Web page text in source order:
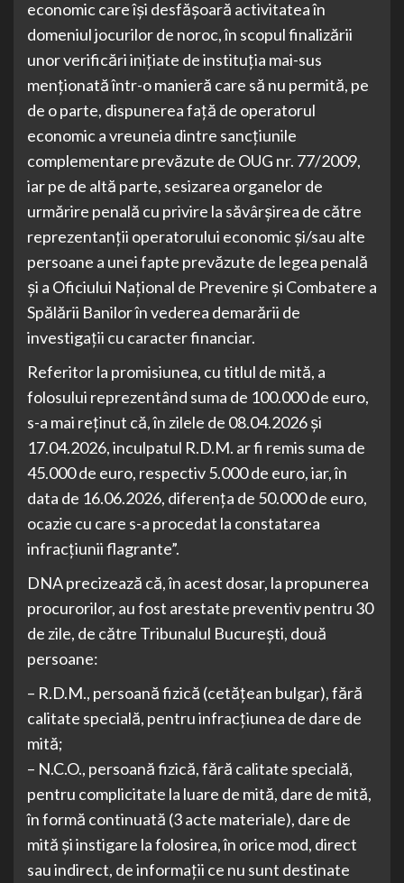
economic care își desfășoară activitatea în
domeniul jocurilor de noroc, în scopul finalizării
unor verificări inițiate de instituția mai-sus
menționată într-o manieră care să nu permită, pe
de o parte, dispunerea față de operatorul
economic a vreuneia dintre sancțiunile
complementare prevăzute de OUG nr. 77/2009,
iar pe de altă parte, sesizarea organelor de
urmărire penală cu privire la săvârșirea de către
reprezentanții operatorului economic și/sau alte
persoane a unei fapte prevăzute de legea penală
și a Oficiului Național de Prevenire și Combatere a
Spălării Banilor în vederea demarării de
investigații cu caracter financiar.
Referitor la promisiunea, cu titlul de mită, a
folosului reprezentând suma de 100.000 de euro,
s-a mai reținut că, în zilele de 08.04.2026 și
17.04.2026, inculpatul R.D.M. ar fi remis suma de
45.000 de euro, respectiv 5.000 de euro, iar, în
data de 16.06.2026, diferența de 50.000 de euro,
ocazie cu care s-a procedat la constatarea
infracțiunii flagrante”.
DNA precizează că, în acest dosar, la propunerea
procurorilor, au fost arestate preventiv pentru 30
de zile, de către Tribunalul București, două
persoane:
– R.D.M., persoană fizică (cetățean bulgar), fără
calitate specială, pentru infracțiunea de dare de
mită;
– N.C.O., persoană fizică, fără calitate specială,
pentru complicitate la luare de mită, dare de mită,
în formă continuată (3 acte materiale), dare de
mită și instigare la folosirea, în orice mod, direct
sau indirect, de informații ce nu sunt destinate